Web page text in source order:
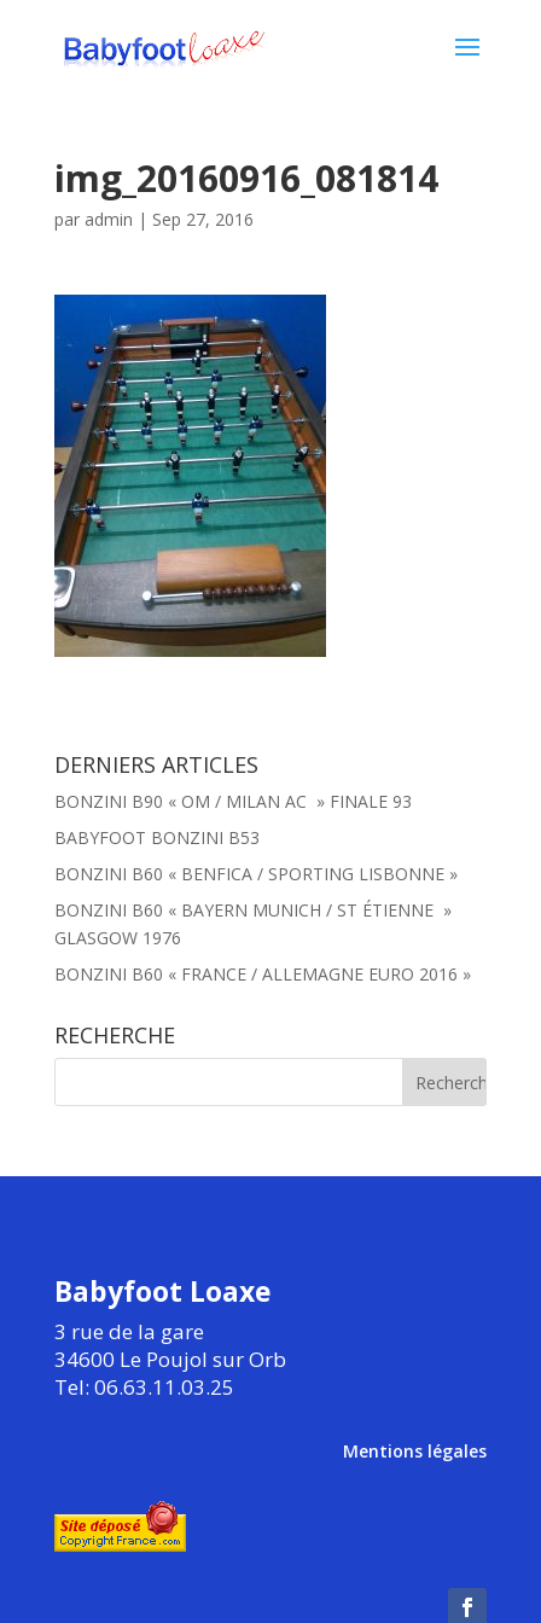
img_20160916_081814
par admin | Sep 27, 2016
DERNIERS ARTICLES
BONZINI B90 « OM / MILAN AC » FINALE 93
BABYFOOT BONZINI B53
BONZINI B60 « BENFICA / SPORTING LISBONNE »
BONZINI B60 « BAYERN MUNICH / ST ÉTIENNE »
GLASGOW 1976
BONZINI B60 « FRANCE / ALLEMAGNE EURO 2016 »
RECHERCHE
Babyfoot Loaxe
3 rue de la gare
34600 Le Poujol sur Orb
Tel: 06.63.11.03.25
Mentions légales